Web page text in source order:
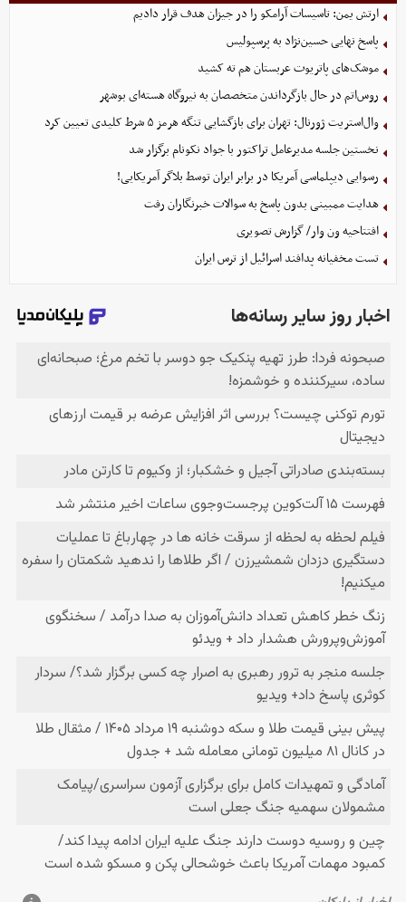
ارتش یمن: تاسیسات آرامکو را در جیزان هدف قرار دادیم
پاسخ نهایی حسین‌نژاد به پرسپولیس
موشک‌های پاتریوت عربستان هم ته‌ کشید
روس‌اتم در حال بازگرداندن متخصصان به نیروگاه هسته‌ای بوشهر
وال‌استریت ژورنال: تهران برای بازگشایی تنگه هرمز ۵ شرط کلیدی تعیین کرد
نخستین جلسه مدیرعامل تراکتور با جواد نکونام برگزار شد
رسوایی دیپلماسی آمریکا در برابر ایران توسط بلاگر آمریکایی!
هدایت ممبینی بدون پاسخ به سوالات خبرنگاران رفت
افتتاحیه ون وار/ گزارش تصویری
تست مخفیانه پدافند اسرائیل از ترس ایران